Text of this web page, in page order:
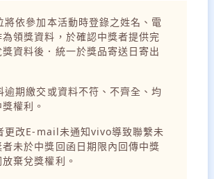
依參加本活動時登錄之姓名、電
領獎資料，於確認中獎者提供完
資料後．統一於獎品寄送日寄出
期繳交或資料不符、不齊全、均
權利。
更改E-mail未通知vivo導致聯繫未
未於中獎回函日期限內回傳中獎
棄兌獎權利。